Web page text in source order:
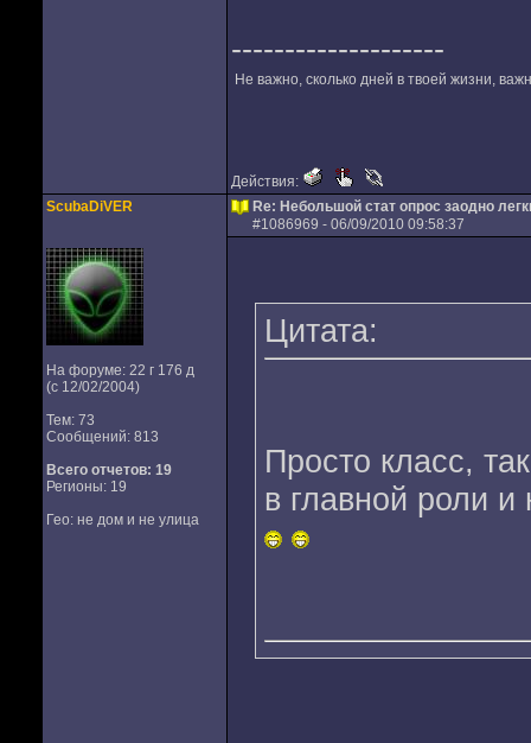
--------------------
Не важно, сколько дней в твоей жизни,
Действия:
ScubaDiVER
На форуме: 22 г 176 д
(с 12/02/2004)
Тем: 73
Сообщений: 813
Всего отчетов: 19
Регионы: 19
Гео: не дом и не улица
Re: Небольшой стат опрос заодно
#1086969 - 06/09/2010 09:58:37
Цитата:
Просто класс,
в главной роли